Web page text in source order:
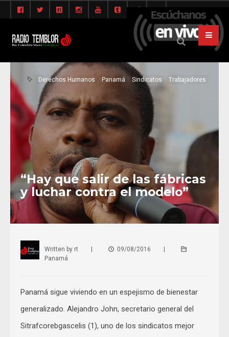
Derechos Humanos Panamá Sindicatos Trabajadores
“Hay que salir de las fábricas
y luchar contra el modelo”
Written by rt | 09/08/2016
|
Panamá
Panamá sigue viviendo en un espejismo de bienestar
generalizado. Alejandro John, secretario general del
Sitrafcorebgascelis (1), uno de los sindicatos mejor